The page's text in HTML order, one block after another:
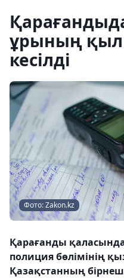
ұрының
кесілді
Фото: Zakon.kz
Қарағанды
полиция бөлімінің
Қазақстанның